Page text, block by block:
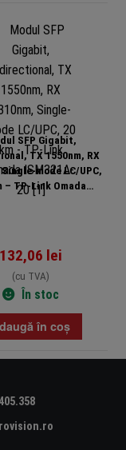
SFP Gigabit,
TX 1550nm, RX
mode LC/UPC,
– TP-Link Omada
ISM321A-20
132,06 lei
(cu TVA)
În stoc
în coș